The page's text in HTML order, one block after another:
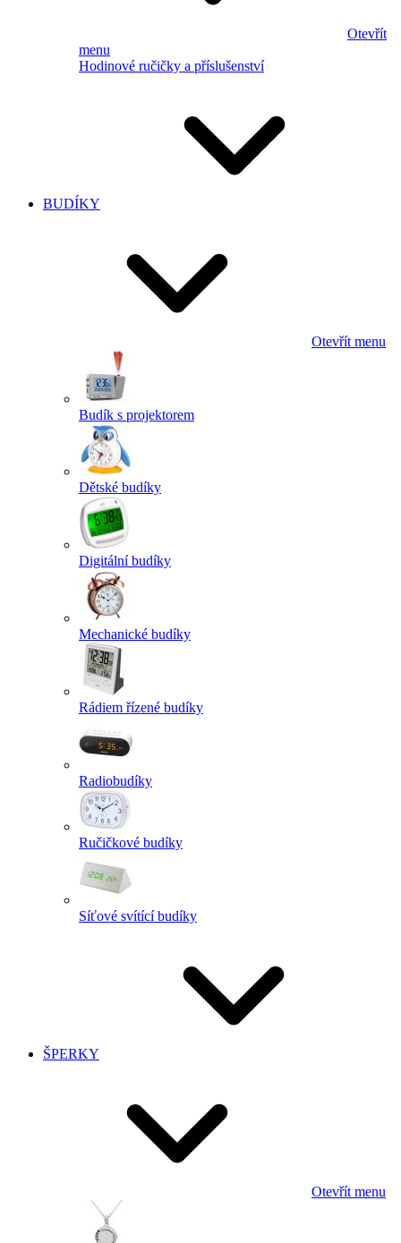
Otevřít
menu
Hodinové ručičky a příslušenství
BUDÍKY
Otevřít menu
Budík s projektorem
Dětské budíky
Digitální budíky
Mechanické budíky
Rádiem řízené budíky
Radiobudíky
Ručičkové budíky
Síťové svítící budíky
ŠPERKY
Otevřít menu